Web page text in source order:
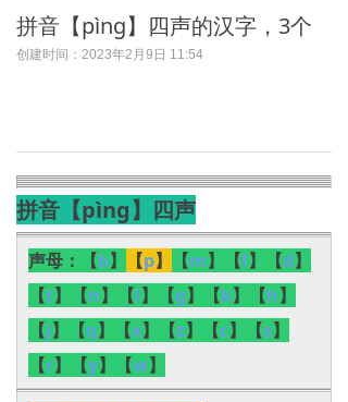
拼音【pìng】四声的汉字，3个
创建时间： 2023年2月9日 11:54
拼音【pìng】四声
声母： 【b】 【p】 【m】【f】【d】
【t】【n】【l】【g】【k】【h】
【j】【q】【x】【z】【c】【s】
【r】【y】【w】